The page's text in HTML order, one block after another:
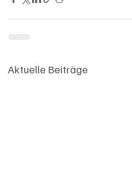
Aktuelle Beiträge